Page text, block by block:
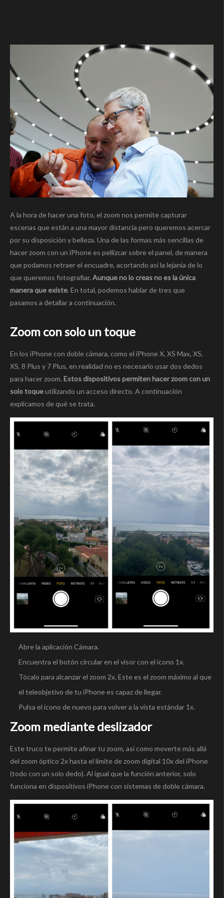
A la hora de hacer una foto, el zoom nos permite capturar
escenas que están a una mayor distancia pero queremos acercar
por su disposición y belleza. Una de las formas más sencillas de
hacer zoom con un iPhone es pellizcar sobre el panel, de manera
que podamos retraer el encuadre, acortando así la lejanía de lo
que queremos fotografiar.Aunque no lo creas no es la única
manera que existe. En total, podemos hablar de tres que
pasamos a detallar a continuación.
Zoom con solo un toque
En los iPhone con doble cámara, como el iPhone X, XS Max, XS,
XS, 8 Plus y 7 Plus, en realidad no es necesario usar dos dedos
para hacer zoom. Estos dispositivos permiten hacer zoom con un
solo toqueutilizando un acceso directo. A continuación
explicamos de qué se trata.
Abre la aplicación Cámara.
Encuentra el botón circular en el visor con el icono 1x.
Tócalo para alcanzar el zoom 2x. Este es el zoom máximo al que
el teleobjetivo de tu iPhone es capaz de llegar.
Pulsa el icono de nuevo para volver a la vista estándar 1x.
Zoom mediante deslizador
Este truco te permite afinar tu zoom, así como moverte más allá
del zoom óptico 2x hasta el límite de zoom digital 10x del iPhone
(todo con un solo dedo). Al igual que la función anterior, solo
funciona en dispositivos iPhone con sistemas de doble cámara.